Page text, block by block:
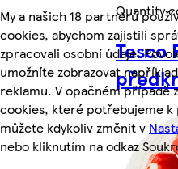
My a našich 18 partnerů
cookies, abychom zajistili
zpracovali osobní údaje.
umožníte zobrazovat
reklamu. V opačném případě
cookies, které potřebujeme k
můžete kdykoliv změnit v
nebo kliknutím na odkaz
Quantity
Tesco